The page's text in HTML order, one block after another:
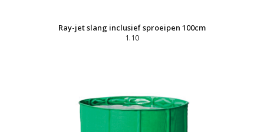
Ray-jet slang inclusief sproeipen 100cm
1.10